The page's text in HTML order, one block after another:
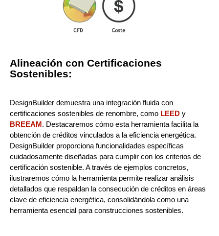
Alineación con Certificaciones
Sostenibles:
DesignBuilder demuestra una integración fluida con
certificaciones sostenibles de renombre, como LEED y
BREEAM. Destacaremos cómo esta herramienta facilita la
obtención de créditos vinculados a la eficiencia energética.
DesignBuilder proporciona funcionalidades específicas
cuidadosamente diseñadas para cumplir con los criterios de
certificación sostenible. A través de ejemplos concretos,
ilustraremos cómo la herramienta permite realizar análisis
detallados que respaldan la consecución de créditos en áreas
clave de eficiencia energética, consolidándola como una
herramienta esencial para construcciones sostenibles.